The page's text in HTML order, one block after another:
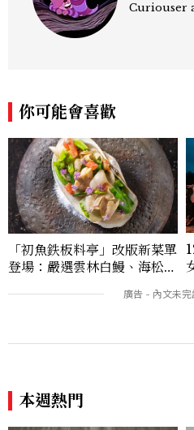
Curiouser
你可能會喜歡
「初魚鉄板料亭」改版新菜單
登場：嚴選雲林白鰻、海松貝
本週熱門